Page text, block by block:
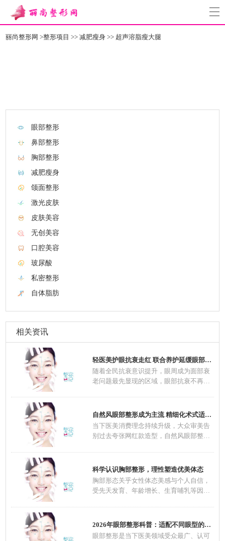
丽尚整形网 >整形项目 >>减肥瘦身 >> 超声溶脂瘦大腿
眼部整形
鼻部整形
胸部整形
减肥瘦身
颌面整形
激光皮肤
皮肤美容
无创美容
口腔美容
玻尿酸
私密整形
自体脂肪
相关资讯
轻医美护眼抗衰走红 联合养护延缓眼部肌肤老
随着全民抗衰意识提升，眼周成为面部衰
老问题最先显现的区域，眼部抗衰不再是
自然风眼部整形成为主流 精细化术式适配不同
当下医美消费理念持续升级，大众审美告
别过去夸张网红款造型，自然风眼部整形
科学认识胸部整形，理性塑造优美体态
胸部形态关乎女性体态美感与个人自信，
受先天发育、年龄增长、生育哺乳等因素
2026年眼部整形科普：适配不同眼型的整形方案
眼部整形是当下医美领域受众最广、认可